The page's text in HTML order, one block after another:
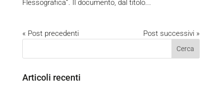
Flessografica”. Il documento, dal titolo...
« Post precedenti Post successivi »
Articoli recenti